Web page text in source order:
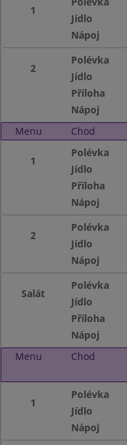
1
Jídlo
Nápoj
2
Polévka
Jídlo
Příloha
Nápoj
Menu
Chod
1
Polévka
Jídlo
Příloha
Nápoj
2
Polévka
Jídlo
Nápoj
Salát
Polévka
Jídlo
Příloha
Nápoj
Menu
Chod
1
Polévka
Jídlo
Nápoj